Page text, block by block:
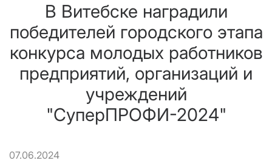
В Витебске наградили
победителей городского этапа
конкурса молодых работников
предприятий, организаций и
учреждений
"СуперПРОФИ-2024"
07.06.2024